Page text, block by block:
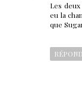
Les
eu la
que